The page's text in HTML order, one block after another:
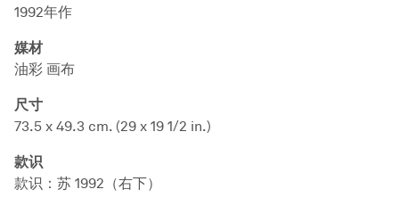
1992年作
媒材
油彩 画布
尺寸
73.5 x 49.3 cm. (29 x 19 1/2 in.)
款识
款识：苏 1992（右下）